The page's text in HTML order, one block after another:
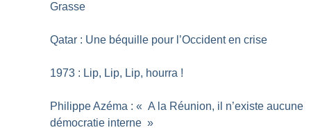
Grasse
Qatar : Une béquille pour l’Occident en crise
1973 : Lip, Lip, Lip, hourra !
Philippe Azéma : « A la Réunion, il n’existe aucune
démocratie interne »